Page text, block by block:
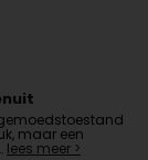
maar een
lees meer >